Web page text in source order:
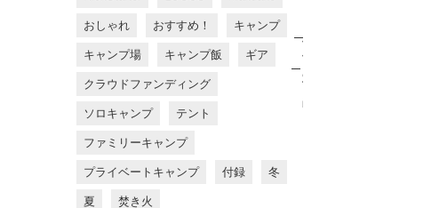
おしゃれ おすすめ！ キャンプ
キャンプ場 キャンプ飯 ギア
クラウドファンディング
ソロキャンプ テント
ファミリーキャンプ
プライベートキャンプ 付録 冬
夏 焚き火
す
す
め
商
品